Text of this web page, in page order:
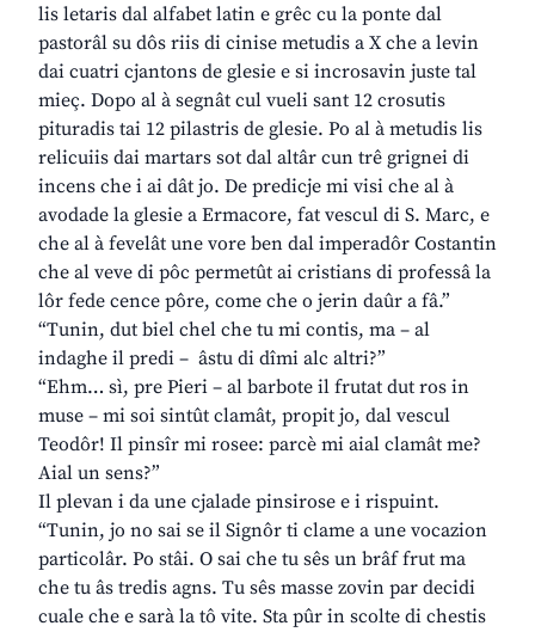
lis letaris dal alfabet latin e grêc cu la ponte dal
pastorâl su dôs riis di cinise metudis a X che a levin
dai cuatri cjantons de glesie e si incrosavin juste tal
mieç. Dopo al à segnât cul vueli sant 12 crosutis
pituradis tai 12 pilastris de glesie. Po al à metudis lis
relicuiis dai martars sot dal altâr cun trê grignei di
incens che i ai dât jo. De predicje mi visi che al à
avodade la glesie a Ermacore, fat vescul di S. Marc, e
che al à fevelât une vore ben dal imperadôr Costantin
che al veve di pôc permetût ai cristians di professâ la
lôr fede cence pôre, come che o jerin daûr a fâ.”
“Tunin, dut biel chel che tu mi contis, ma – al
indaghe il predi – âstu di dîmi alc altri?”
“Ehm… sì, pre Pieri – al barbote il frutat dut ros in
muse – mi soi sintût clamât, propit jo, dal vescul
Teodôr! Il pinsîr mi rosee: parcè mi aial clamât me?
Aial un sens?”
Il plevan i da une cjalade pinsirose e i rispuint.
“Tunin, jo no sai se il Signôr ti clame a une vocazion
particolâr. Po stâi. O sai che tu sês un brâf frut ma
che tu âs tredis agns. Tu sês masse zovin par decidi
cuale che e sarà la tô vite. Sta pûr in scolte di chestis